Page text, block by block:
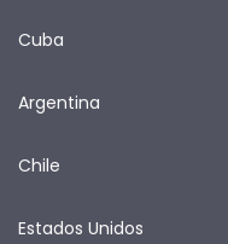
Cuba
Argentina
Chile
Estados Unidos